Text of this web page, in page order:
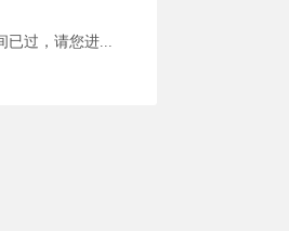
已过，请您进...